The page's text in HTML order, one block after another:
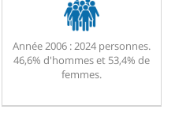
Année 2006 :2024 personnes.
46,6% d'hommes et 53,4% de
femmes.